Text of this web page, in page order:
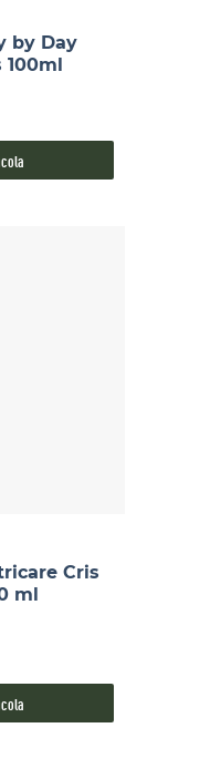
by Day
Cris
ml